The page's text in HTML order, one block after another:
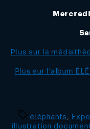
Mercredi
Plus sur la
Plus sur l’album
Étiquettes
éléphants ,
illustration